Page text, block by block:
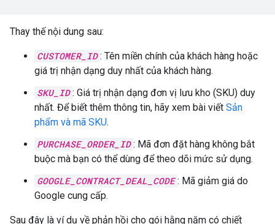
Thay thế nội dung sau:
CUSTOMER_ID : Tên miền chính của khách hàng hoặc
giá trị nhận dạng duy nhất của khách hàng.
SKU_ID : Giá trị nhận dạng đơn vị lưu kho (SKU) duy
nhất. Để biết thêm thông tin, hãy xem bài viết Sản
phẩm và mã SKU.
PURCHASE_ORDER_ID : Mã đơn đặt hàng không bắt
buộc mà bạn có thể dùng để theo dõi mức sử dụng.
GOOGLE_CONTRACT_DEAL_CODE : Mã giảm giá do
Google cung cấp.
Sau đây là ví dụ về phản hồi cho gói hằng năm có chiết